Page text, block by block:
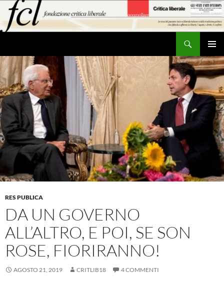
contenuto
MENU
RES PUBLICA
DA UN GOVERNO
ALL’ALTRO, E POI, SE SON
ROSE, FIORIRANNO!
AGOSTO 21, 2019 CRITLIB18 4 COMMENTI